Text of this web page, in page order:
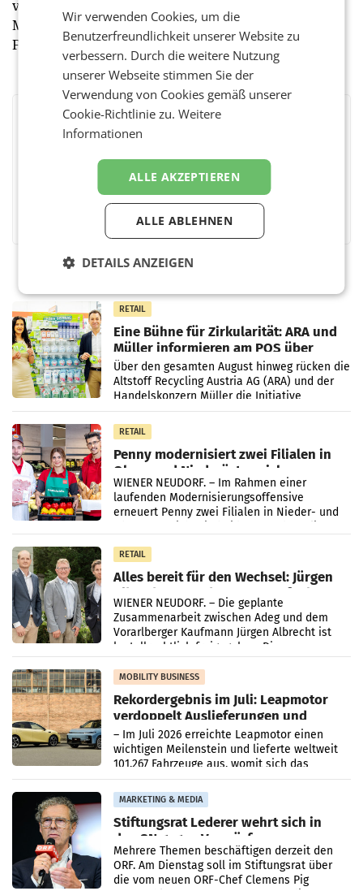
vergeben - 2017 erhielt sie der Drehbuchautor Peter
Morgan für die Netflix-Serie „The Crown“.
Fernsehevent des Jahres: The (ProSieben) (red)
TwitterMessengerWhatsAppLinkedInXING Teilen
RETAIL
Eine Bühne für Zirkularität: ARA und
Müller informieren am POS über
Kreislauffähigkeit
Über den gesamten August hinweg rücken die
Altstoff Recycling Austria AG (ARA) und der
Handelskonzern Müller die Initiative
„Kreislauf-Helden“ in allen österreichischen
Müller-Filialen
RETAIL
Penny modernisiert zwei Filialen in
Ober- und Niederösterreich
WIENER NEUDORF. – Im Rahmen einer
laufenden Modernisierungsoffensive
erneuert Penny zwei Filialen in Nieder- und
RETAIL
Alles bereit für den Wechsel: Jürgen
Albrecht setzt ab 1.1.2027 auf Adeg
WIENER NEUDORF. – Die geplante
Zusammenarbeit zwischen Adeg und dem
Vorarlberger Kaufmann Jürgen Albrecht ist
kartellrechtlich freigegeben: Die
Bundeswettbewerbsbehörde und der
Bundeskartellanwalt
MOBILITY BUSINESS
Rekordergebnis im Juli: Leapmotor
verdoppelt Auslieferungen und
überschreitet die 100.000er-Marke
– Im Juli 2026 erreichte Leapmotor einen
wichtigen Meilenstein und lieferte weltweit
101.267 Fahrzeuge aus, womit sich das
Ergebnis gegenüber Juli 2025 mehr als
verdoppelte (+102
MARKETING & MEDIA
Stiftungsrat Lederer wehrt sich in
den SN gegen Vorwürfe
Mehrere Themen beschäftigen derzeit den
ORF. Am Dienstag soll im Stiftungsrat über
die vom neuen ORF-Chef Clemens Pig
Wir verwenden Cookies, um die
Benutzerfreundlichkeit unserer Website zu
verbessern. Durch die weitere Nutzung
unserer Webseite stimmen Sie der
Verwendung von Cookies gemäß unserer
Cookie-Richtlinie zu.Weitere
Informationen
ALLE AKZEPTIEREN
ALLE ABLEHNEN
DETAILS ANZEIGEN